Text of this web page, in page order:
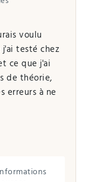
voulu
j'ai testé chez
ce que j'ai
de théorie,
erreurs à ne